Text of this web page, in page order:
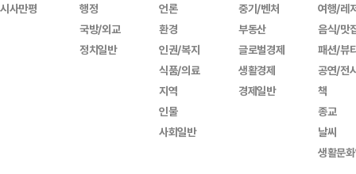
시사만평
행정
국방/외교
정치일반
언론
환경
인권/복지
식품/의료
지역
인물
사회일반
중기/벤처
부동산
글로벌경제
생활경제
경제일반
여행/레
음식/맛
패션/뷰
공연/전
책
종교
날씨
생활문